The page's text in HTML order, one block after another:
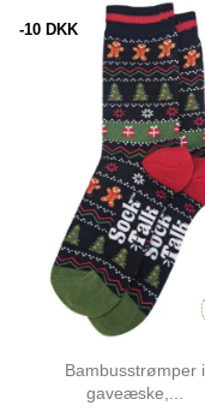
Bambusstrømper i
gaveæske,...
-10 DKK